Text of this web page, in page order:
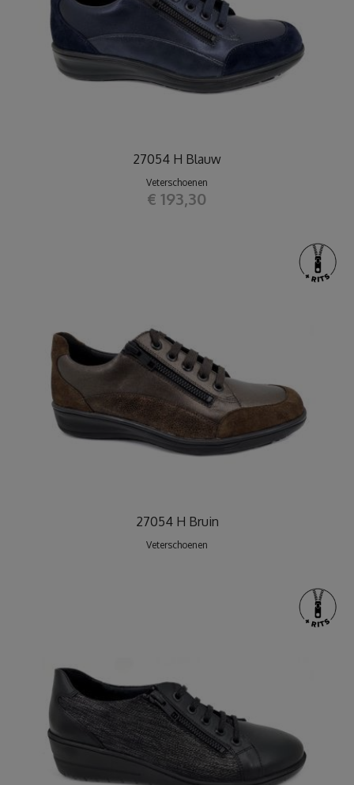
27054 H Blauw
Veterschoenen
€ 193,30
27054 H Bruin
Veterschoenen